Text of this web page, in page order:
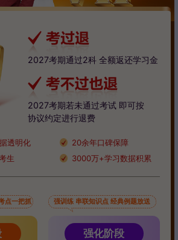
2027考期通过2科 全额返还学习金
2027考期若未通过考试 即可按
协议约定进行退费
透明化
20余年口碑保障
生
3000万+学习数据积累
点一把抓 强训练 串联知识点 经典例题放送
强化阶段